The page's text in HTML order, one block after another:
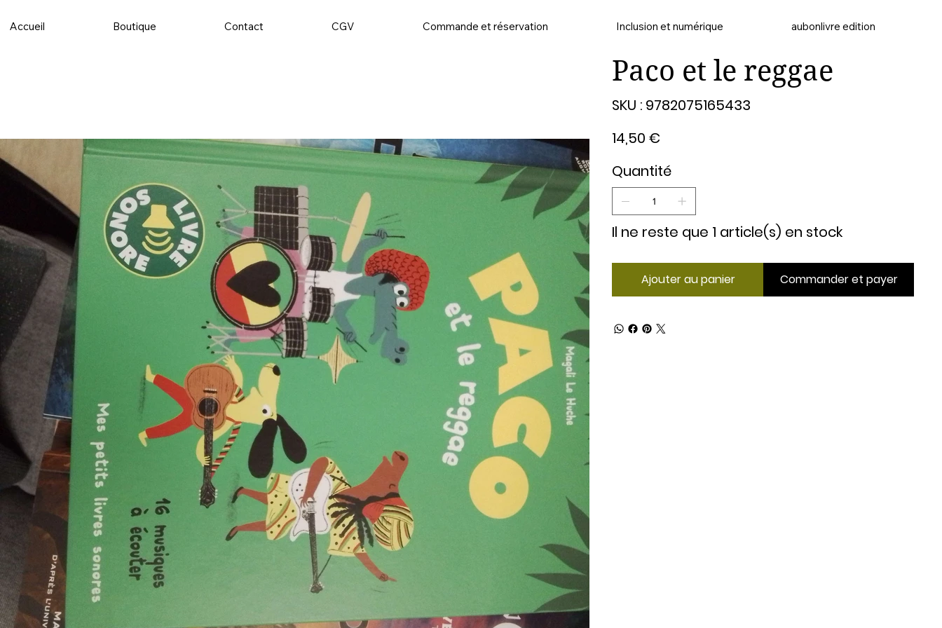
Accueil Boutique Contact CGV Commande et réservation Inclusion et numérique aubonlivre edition
Paco et le reggae
SKU : 9782075165433
9782075165433
14,50 €
Quantité
Il ne reste que 1 article(s) en stock
Ajouter au panier Commander et payer